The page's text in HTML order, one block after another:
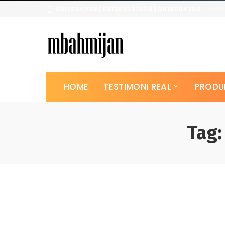
HOME TESTIMONI REAL
Tag: